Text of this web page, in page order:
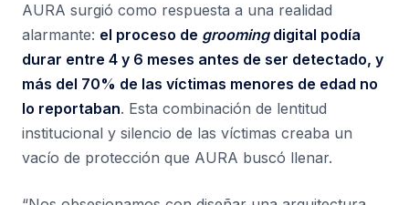
AURA surgió como respuesta a una realidad
alarmante: el proceso de groomingdigital podía
durar entre 4 y 6 meses antes de ser detectado, y
más del 70% de las víctimas menores de edad no
lo reportaban. Esta combinación de lentitud
institucional y silencio de las víctimas creaba un
vacío de protección que AURA buscó llenar.